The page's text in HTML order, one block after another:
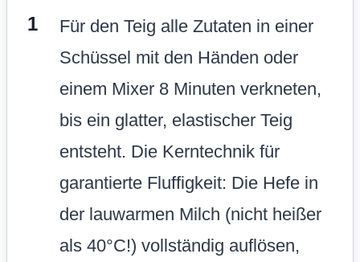
Für den Teig alle Zutaten in einer
Schüssel mit den Händen oder
einem Mixer 8 Minuten verkneten,
bis ein glatter, elastischer Teig
entsteht. Die Kerntechnik für
garantierte Fluffigkeit: Die Hefe in
der lauwarmen Milch (nicht heißer
als 40°C!) vollständig auflösen,